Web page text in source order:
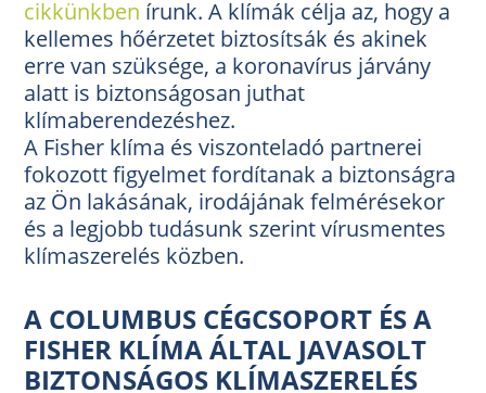
cikkünkben írunk. A klímák célja az, hogy a
kellemes hőérzetet biztosítsák és akinek
erre van szüksége, a koronavírus járvány
alatt is biztonságosan juthat
klímaberendezéshez.
A Fisher klíma és viszonteladó partnerei
fokozott figyelmet fordítanak a biztonságra
az Ön lakásának, irodájának felmérésekor
és a legjobb tudásunk szerint vírusmentes
klímaszerelés közben.
A COLUMBUS CÉGCSOPORT ÉS A
FISHER KLÍMA ÁLTAL JAVASOLT
BIZTONSÁGOS KLÍMASZERELÉS